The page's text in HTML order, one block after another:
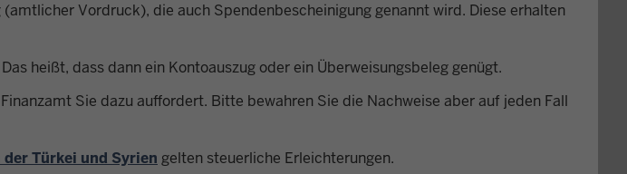
Vordruck), die auch Spendenbescheinigung genannt wird. Diese erhalten
heißt, dass dann ein Kontoauszug oder ein Überweisungsbeleg genügt.
Sie dazu auffordert. Bitte bewahren Sie die Nachweise aber auf jeden Fall
Türkei und Syrien gelten steuerliche Erleichterungen.